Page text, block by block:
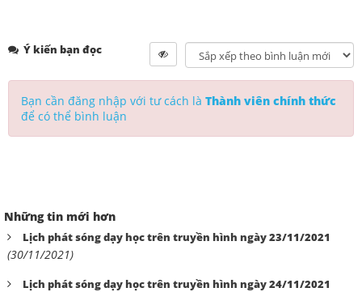
Ý kiến bạn đọc
Bạn cần đăng nhập với tư cách là Thành viên chính thức
để có thể bình luận
Những tin mới hơn
Lịch phát sóng dạy học trên truyền hình ngày 23/11/2021
(30/11/2021)
Lịch phát sóng dạy học trên truyền hình ngày 24/11/2021